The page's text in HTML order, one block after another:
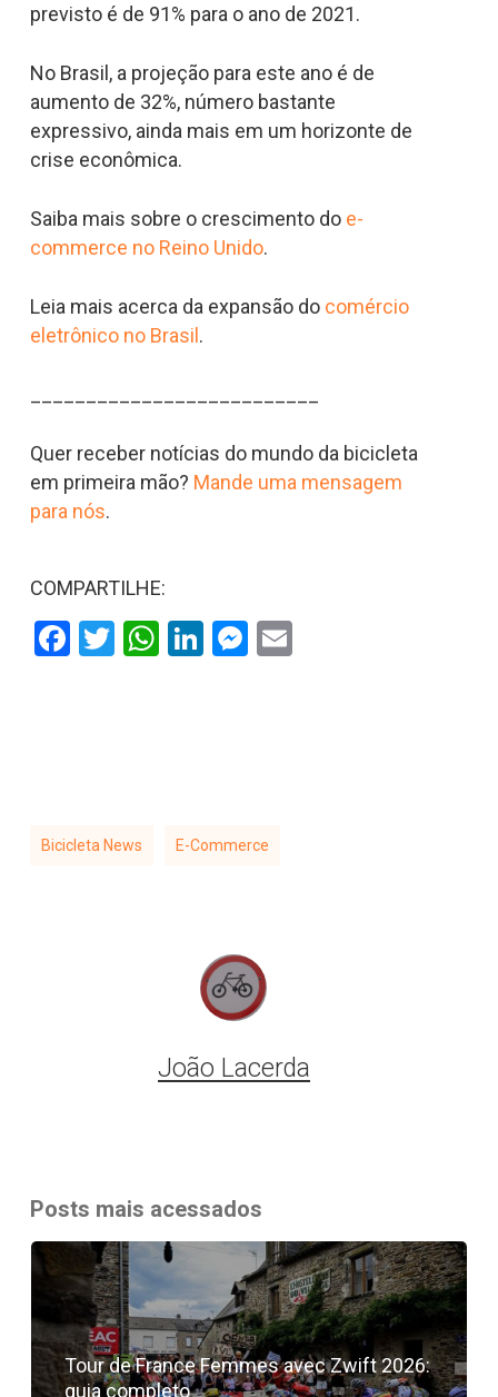
previsto é de 91% para o ano de 2021.
No Brasil, a projeção para este ano é de
aumento de 32%, número bastante
expressivo, ainda mais em um horizonte de
crise econômica.
Saiba mais sobre o crescimento doe-
commerce no Reino Unido.
Leia mais acerca da expansão do comércio
eletrônico no Brasil.
Quer receber notícias do mundo da bicicleta
em primeira mão? Mande uma mensagem
para nós.
COMPARTILHE:
Facebook
Twitter
WhatsApp
LinkedIn
Messenger
Email
Bicicleta News E-Commerce
João Lacerda
Posts mais acessados
Tour de France Femmes avec Zwift 2026:
guia completo